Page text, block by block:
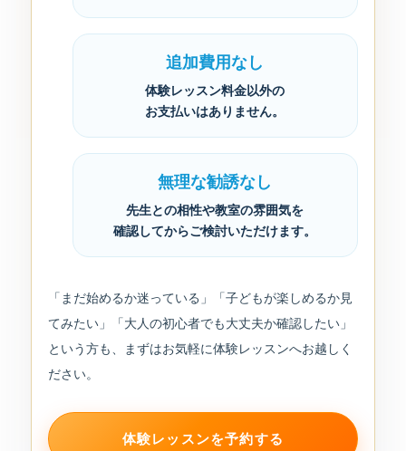
追加費用なし
体験レッスン料金以外の
お支払いはありません。
無理な勧誘なし
先生との相性や教室の雰囲気を
確認してからご検討いただけます。
「まだ始めるか迷っている」「子どもが楽しめるか見
てみたい」「大人の初心者でも大丈夫か確認したい」
という方も、まずはお気軽に体験レッスンへお越しく
ださい。
体験レッスンを予約する